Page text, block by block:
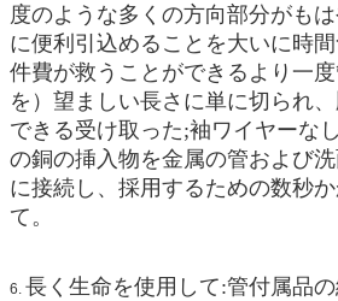
度のような多くの方向部分がも
に便利引込めることを大いに時
件費が救うことができるより一
を）望ましい長さに単に切られ
できる受け取った;袖ワイヤーな
の銅の挿入物を金属の管および
に接続し、採用するための数秒
て。
6. 長く 生命を使用して:管付属品